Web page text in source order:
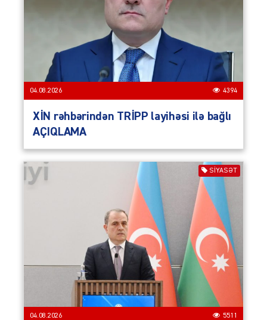
04.08.2026 4394
XİN rəhbərindən TRİPP layihəsi ilə bağlı
AÇIQLAMA
SIYASƏT
04.08.2026 5511